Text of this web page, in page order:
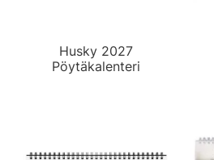
Husky 2027
Pöytäkalenteri